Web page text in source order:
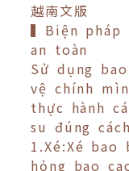
越南文版
▍Biện pháp
an toàn
Sử dụng
vệ chính
thực hành
su đúng
1.Xé:Xé
hỏng bao